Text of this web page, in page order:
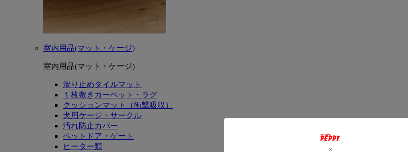
室内用品(マット・ケージ)
室内用品(マット・ケージ)
滑り止めタイルマット
１枚敷きカーペット・ラグ
クッションマット（衝撃吸収）
犬用ケージ・サークル
汚れ防止カバー
ペットドア・ゲート
ヒーター類